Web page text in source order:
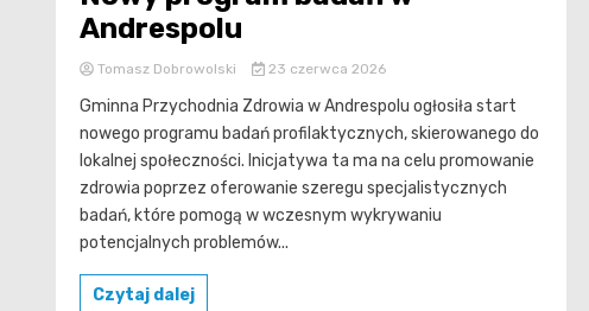
Andrespolu
Tomasz Dobrowolski 23 czerwca 2026
Gminna Przychodnia Zdrowia w Andrespolu ogłosiła start
nowego programu badań profilaktycznych, skierowanego do
lokalnej społeczności. Inicjatywa ta ma na celu promowanie
zdrowia poprzez oferowanie szeregu specjalistycznych
badań, które pomogą w wczesnym wykrywaniu
potencjalnych problemów...
Czytaj dalej